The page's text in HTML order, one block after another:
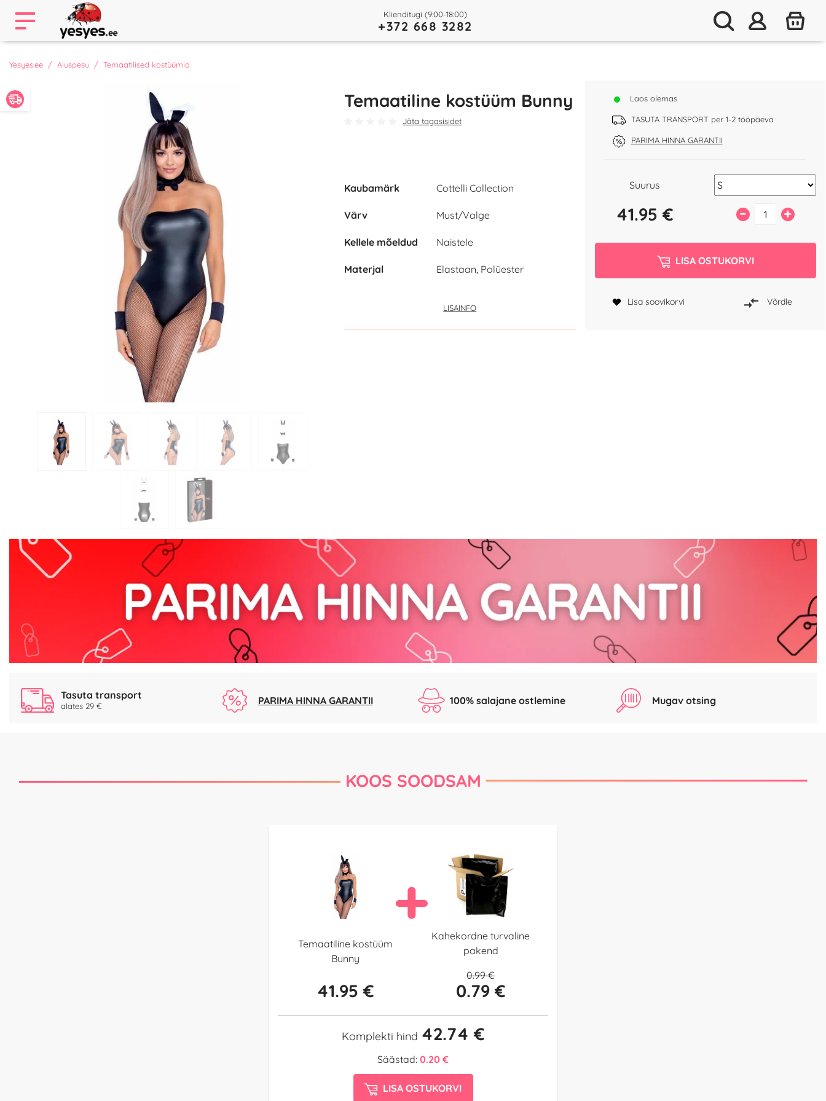
Klienditugi (9:00-18:00)
+372 668 3282
Yesyes.ee Aluspesu Temaatilised kostüümid
Temaatiline kostüüm Bunny
Jäta tagasisidet
Laos olemas
TASUTA TRANSPORT per 1-2 tööpäeva
PARIMA HINNA GARANTII
Kaubamärk Cottelli Collection
Värv Must/Valge
Kellele mõeldud Naistele
Materjal Elastaan, Polüester
LISAINFO
Suurus
41.95 € – +
LISA OSTUKORVI
Lisa soovikorvi Võrdle
Tasuta transport
alates 29 € PARIMA HINNA GARANTII 100% salajane ostlemine Mugav otsing
KOOS SOODSAM
Temaatiline kostüüm
Bunny
41.95 €
Kahekordne turvaline
pakend
0.99 €
0.79 €
Komplekti hind 42.74 €
Säästad: 0.20 €
LISA OSTUKORVI